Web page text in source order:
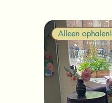
Alleen ophalen!